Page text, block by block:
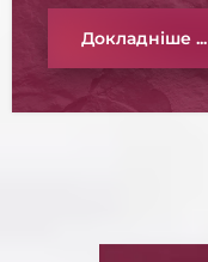
Докладніше ...